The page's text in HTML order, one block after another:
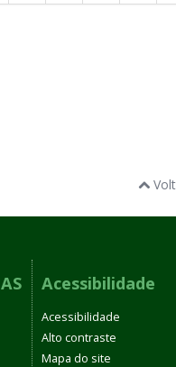
Acessibilidade
Acessibilidade
Alto contraste
Mapa do site